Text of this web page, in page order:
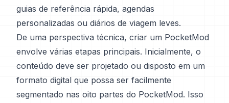
guias de referência rápida, agendas
personalizadas ou diários de viagem leves.
De uma perspectiva técnica, criar um PocketMod
envolve várias etapas principais. Inicialmente, o
conteúdo deve ser projetado ou disposto em um
formato digital que possa ser facilmente
segmentado nas oito partes do PocketMod. Isso